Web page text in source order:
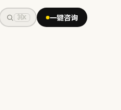
⌘K 一键咨询